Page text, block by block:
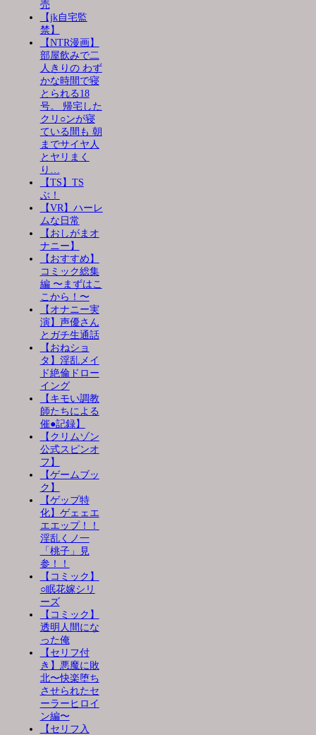
売
【jk自宅監
禁】
【NTR漫画】
部屋飲みで二
人きりの わず
かな時間で寝
とられる18
号。 帰宅した
クリ○ンが寝
ている間も 朝
までサイヤ人
とヤリまく
り…
【TS】TS
ぶ！
【VR】ハーレ
ムな日常
【おしがまオ
ナニー】
【おすすめ】
コミック総集
編 〜まずはこ
こから！〜
【オナニー実
演】声優さん
とガチ生通話
【おねショ
タ】淫乱メイ
ド絶倫ドロー
イング
【キモい調教
師たちによる
催●記録】
【クリムゾン
公式スピンオ
フ】
【ゲームブッ
ク】
【ゲップ特
化】ゲェェエ
エエップ！！
淫乱くノ一
「桃子」見
参！！
【コミック】
○眠花嫁シリ
ーズ
【コミック】
透明人間にな
った俺
【セリフ付
き】悪魔に敗
北〜快楽堕ち
させられたセ
ーラーヒロイ
ン編〜
【セリフ入